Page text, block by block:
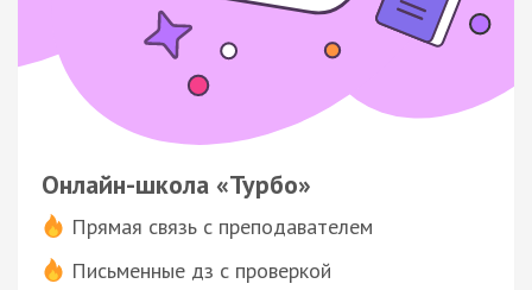
Онлайн-школа «Турбо»
Прямая связь с преподавателем
Письменные дз с проверкой